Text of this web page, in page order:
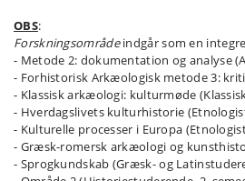
OBS:
Forskningsområdeindgår som en
- Metode 2: dokumentation og analyse
- Forhistorisk Arkæologisk metode 3:
- Klassisk arkæologi: kulturmøde
- Hverdagslivets kulturhistorie
- Kulturelle processer i Europa
- Græsk-romersk arkæologi og
- Sprogkundskab (Græsk- og